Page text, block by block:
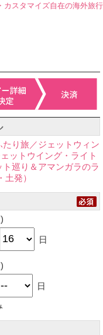
り旅／ジェットウィン
ットウイング・ライト
巡り＆アマンガラのラ
発）
日
日